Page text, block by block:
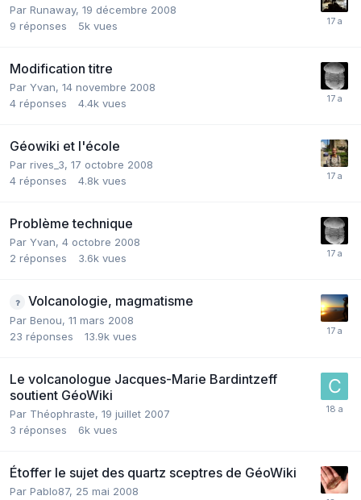
Par Runaway, 19 décembre 2008
9 réponses 5k vues
Modification titre
Par Yvan, 14 novembre 2008
4 réponses 4.4k vues
Géowiki et l'école
Par rives_3, 17 octobre 2008
4 réponses 4.8k vues
Problème technique
Par Yvan, 4 octobre 2008
2 réponses 3.6k vues
Volcanologie, magmatisme
Par Benou, 11 mars 2008
23 réponses 13.9k vues
Le volcanologue Jacques-Marie Bardintzeff
soutient GéoWiki
Par Théophraste, 19 juillet 2007
3 réponses 6k vues
Étoffer le sujet des quartz sceptres de GéoWiki
Par Pablo87, 25 mai 2008